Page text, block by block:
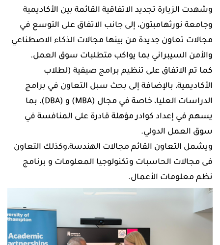
وشهدت الزيارة تجديد الاتفاقية القائمة بين الأكاديمية
وجامعة نورثهامبتون، إلى جانب الاتفاق على التوسع في
مجالات تعاون جديدة من بينها مجالات الذكاء الاصطناعي
والأمن السيبراني بما يواكب متطلبات سوق العمل.
كما تم الاتفاق على تنظيم برامج صيفية (لطلاب
الأكاديمية، بالإضافة إلى بحث سبل التعاون في برامج
الدراسات العليا، خاصة في مجال (MBA) و (DBA)، بما
يسهم في إعداد كوادر مؤهلة قادرة على المنافسة في
سوق العمل الدولي.
ويشمل التعاون القائم مجالات الهندسة،وكذلك التعاون
فى مجالات الحاسبات وتكنولوجيا المعلومات و برنامج
نظم معلومات الأعمال.